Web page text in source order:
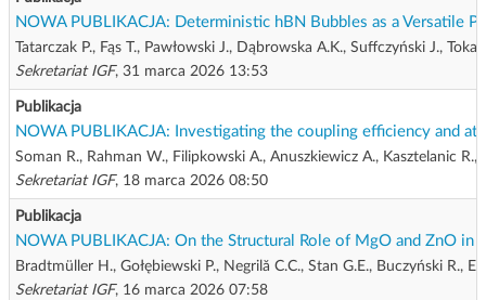
NOWA PUBLIKACJA: Deterministic hBN Bubbles as a Versatile
Tatarczak P., Fąs T., Pawłowski J., Dąbrowska A.K., Suffczyński J.,
Sekretariat IGF, 31 marca 2026 13:53
Publikacja
NOWA PUBLIKACJA: Investigating the coupling efficiency and
Soman R., Rahman W., Filipkowski A., Anuszkiewicz A., Kasztelanic R.,
Sekretariat IGF, 18 marca 2026 08:50
Publikacja
NOWA PUBLIKACJA: On the Structural Role of MgO and ZnO in
Bradtmüller H., Gołębiewski P., Negrilă C.C., Stan G.E., Buczyński R.,
Sekretariat IGF, 16 marca 2026 07:58